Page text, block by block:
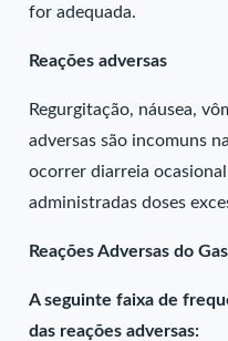
for adequada.
Reações adversas
Regurgitação, náusea,
adversas são incomuns
ocorrer diarreia
administradas doses
Reações Adversas do
A seguinte faixa de
das reações adversas: